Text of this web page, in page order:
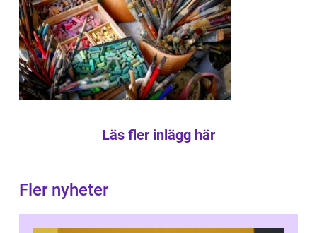
Läs fler inlägg här
Fler nyheter